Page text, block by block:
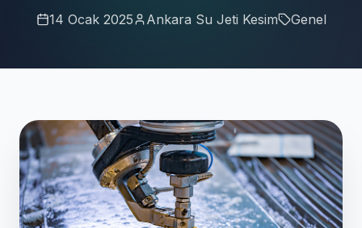
14 Ocak 2025 Ankara Su Jeti Kesim Genel